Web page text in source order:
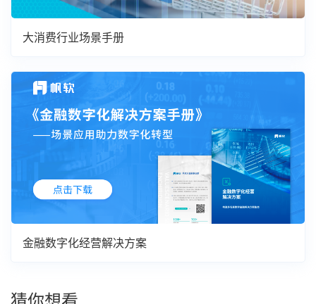
大消费行业场景手册
金融数字化经营解决方案